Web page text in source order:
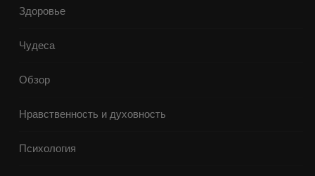
Здоровье
Чудеса
Обзор
Нравственность и духовность
Психология